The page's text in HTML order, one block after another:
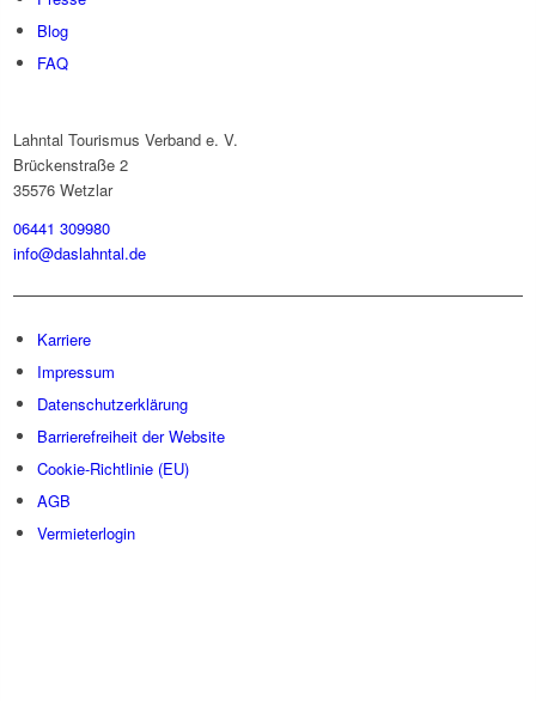
Blog
FAQ
Lahntal Tourismus Verband e. V.
Brückenstraße 2
35576 Wetzlar
06441 309980
info@daslahntal.de
Karriere
Impressum
Datenschutzerklärung
Barrierefreiheit der Website
Cookie-Richtlinie (EU)
AGB
Vermieterlogin